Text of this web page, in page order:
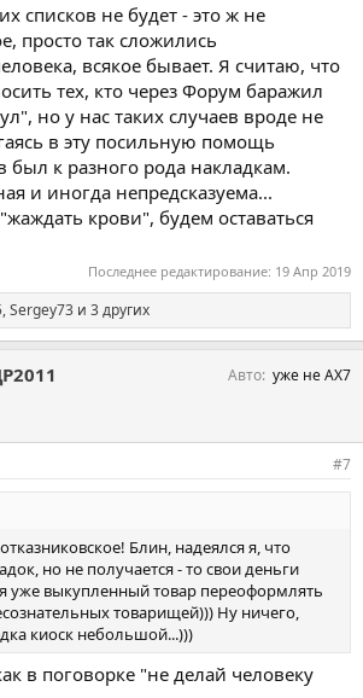
списков не будет - это ж не
просто так сложились
всякое бывает. Я считаю, что
тех, кто через Форум баражил
но у нас таких случаев вроде не
в эту посильную помощь
был к разного рода накладкам.
и иногда непредсказуема...
крови", будем оставаться
Последнее редактирование: 19 Апр 2019
,Sergey73 и 3 других
Авто уже не АХ7
#7
Блин, надеялся я, что
но не получается - то свои деньги
уже выкупленный товар переоформлять
товарищей))) Ну ничего,
киоск небольшой...)))
в поговорке "не делай человеку